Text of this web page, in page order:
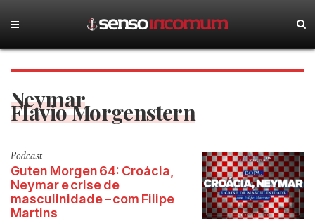
Neymar
Flavio Morgenstern
Podcast
Guten Morgen 64: Croácia,
Neymar e crise de
masculinidade – com Filipe
Martins